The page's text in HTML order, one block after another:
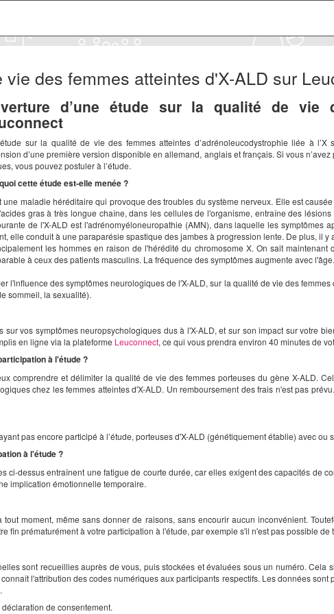
des femmes atteintes d'X-ALD sur
d’une étude sur la qualité de vie
sur la qualité de vie des femmes atteintes d’adrénoleucodystrophie liée à
d’une première version disponible en allemand, anglais et français. Si vous
vous pouvez postuler à l’étude.
cette étude est-elle menée ?
une maladie héréditaire qui provoque des troubles du système nerveux. Elle est
gras à très longue chaîne, dans les cellules de l'organisme, entraîne des
de l'X-ALD est l'adrénomyéloneuropathie (AMN), dans laquelle les symptômes
elle conduit à une paraparésie spastique des jambes à progression lente. De plus, il y
les hommes en raison de l'hérédité du chromosome X. On sait
à ceux des patients masculins. La fréquence des symptômes augmente avec l'âge.
l'influence des symptômes neurologiques de l'X-ALD, sur la qualité de vie des
sommeil, la sexualité).
vos symptômes neuropsychologiques dus à l'X-ALD, et sur son impact sur votre
en ligne via la plateforme Leuconnect, ce qui vous prendra environ 40 minutes de
à l'étude ?
comprendre et délimiter la qualité de vie des femmes porteuses du gène X-ALD.
chez les femmes atteintes d'X-ALD. Un remboursement des frais n'est pas
pas encore participé à l’étude, porteuses d'X-ALD (génétiquement établie) avec
à l'étude ?
ci-dessus entraînent une fatigue de courte durée, car elles exigent des capacités de
implication émotionnelle temporaire.
moment, même sans donner de raisons, sans encourir aucun inconvénient.
fin prématurément à votre participation à l'étude, par exemple s'il n'est pas possible de
sont recueillies auprès de vous, puis stockées et évaluées sous un numéro.
l'attribution des codes numériques aux participants respectifs. Les données
de consentement.